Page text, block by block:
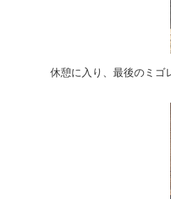
休憩に入り、最後のミゴ